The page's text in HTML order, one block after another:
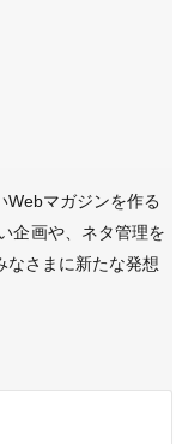
Webマガジンを作る
企画や、ネタ管理を
なさまに新たな発想